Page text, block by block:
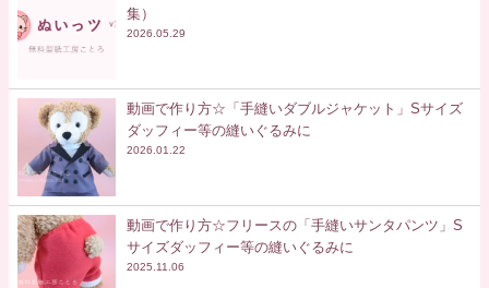
集）
2026.05.29
動画で作り方☆「手縫いダブルジャケット」Sサイズ
ダッフィー等の縫いぐるみに
2026.01.22
動画で作り方☆フリースの「手縫いサンタパンツ」S
サイズダッフィー等の縫いぐるみに
2025.11.06